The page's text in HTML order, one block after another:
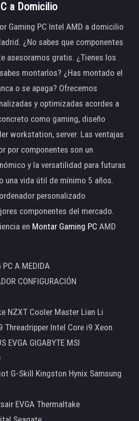
a Domicilio
Gaming PC Intel AMD a domicilio
¿No sabes que componentes
asesoramos gratis. ¿Tienes los
montarlos? ¿Has montado el
o se apaga? Ofrecemos
y optimizadas acordes a
como gaming, diseño
workstation, server. Las ventajas
por componentes son un
y la versatilidad para futuras
una vida útil de mínimo 5 años.
personalizado
componentes del mercado.
en Montar Gaming PC AMD
PC A MEDIDA
CONFIGURACIÓN
NZXT Cooler Master Lian Li
Threadripper Intel Core i9 Xeon
EVGA GIGABYTE MSI
G-Skill Kingston Hynix Samsung
EVGA Thermaltake